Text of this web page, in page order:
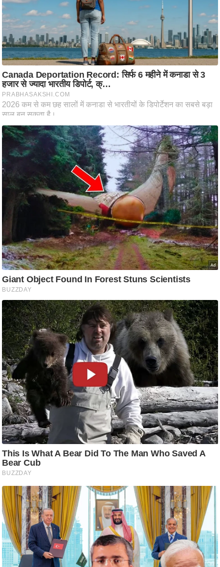
फि
ट
ने
स
मं
त्रा
रि
ले
श
न
शि
रा
नी
श्ले
ष
ण
स
म
सा
म
यि
क
मा
तृ
भू
मि
स्तं
भ
ए
म
.
आ
र
.
आ
ई
.